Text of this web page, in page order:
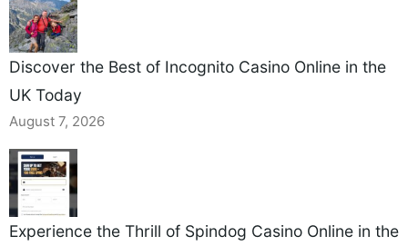
Discover the Best of Incognito Casino Online in the
UK Today
August 7, 2026
Experience the Thrill of Spindog Casino Online in the